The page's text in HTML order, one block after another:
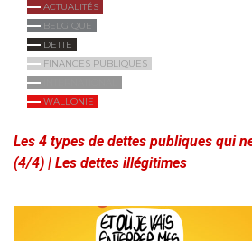
ACTUALITÉS
BELGIQUE
DETTE
FINANCES PUBLIQUES
WALLONIE
Les 4 types de dettes publiques qui
(4/4) | Les dettes illégitimes